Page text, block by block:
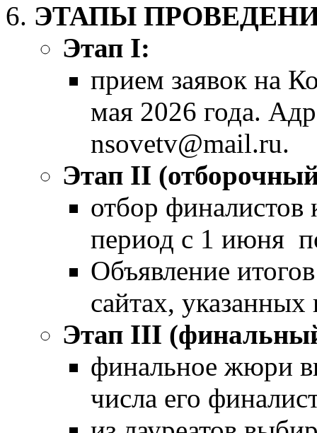
ЭТАПЫ
Этап I:
прием заявок на
мая 2026 года.
nsovetv@mail.ru.
Этап II
отбор финалистов
период с 1 июня
Объявление
сайтах,
Этап III
финальное жюри
числа его